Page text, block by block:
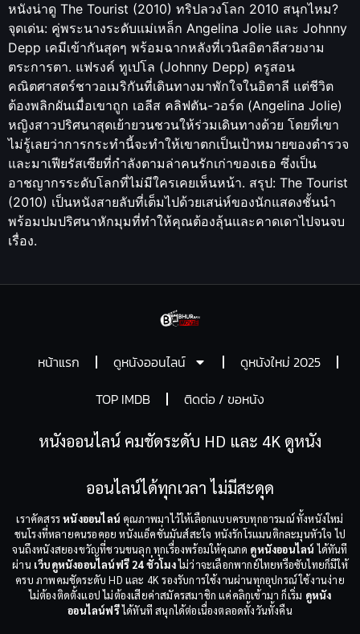
หนังน่าดู The Tourist (2010) ทริปลวงโลก 2010 สนุกไหม?
จุดเด่น: คู่พระนางระดับแม่เหล็ก Angelina Jolie และ Johnny
Depp เคมีเข้ากันสุดๆ พร้อมฉากหลังที่เวนิสอิตาลีสวยงาม
ตระการตา. แฟรงค์ ทูเปโล (Johnny Depp) ครูสอน
คณิตศาสตร์ชาวอเมริกันที่เดินทางมาพักใจในอิตาลี แต่ชีวิต
ต้องพลิกผันเมื่อเขาถูก เอลีส คลิฟตัน-วอร์ด (Angelina Jolie)
หญิงสาวปริศนาสุดเย้ายวนชวนให้ร่วมเดินทางด้วย โดยที่เขา
ไม่รู้เลยว่าการกระทำนี้จะทำให้เขาตกเป็นเป้าหมายของตำรวจ
และมาเฟียรัสเซียที่กำลังตามล่าคนรักเก่าของเธอ ซึ่งเป็น
อาชญากรระดับโลกที่ไม่มีใครเคยเห็นหน้า. สรุป: The Tourist
(2010) เป็นหนังสายลับที่เต็มไปด้วยเสน่ห์ของนักแสดงชั้นนำ
พร้อมปมปริศนาหักมุมที่ทำให้คุณต้องลุ้นและคาดเดาไปจนจบ
เรื่อง.
หน้าแรก ดูหนังออนไลน์
ดูหนังใหม่ 2025
TOP IMDB
ติดต่อ / ขอหนัง
หนังออนไลน์ คมชัดระดับ HD และ 4K ดูหนัง
ออนไลน์ได้ทุกเวลา ไม่มีสะดุด
เราคัดสรรหนังออนไลน์ คุณภาพมาไว้ให้เลือกแบบครบทุกอารมณ์ ทั้งหนังใหม่
ชนโรงที่หลายคนรอคอย หนังแอ็คชั่นมันส์สะใจ หนังรักโรแมนติกละมุนหัวใจ ไป
จนถึงหนังสยองขวัญที่ชวนขนลุก ทุกเรื่องพร้อมให้คุณกด ดูหนังออนไลน์ ได้ทันที
ผ่าน เว็บดูหนังออนไลน์ฟรี 24 ชั่วโมงไม่ว่าจะเลือกพากย์ไทยหรือซับไทยก็มีให้
ครบ ภาพคมชัดระดับ HD และ 4K รองรับการใช้งานผ่านทุกอุปกรณ์ ใช้งานง่าย
ไม่ต้องติดตั้งแอป ไม่ต้องเสียค่าสมัครสมาชิก แค่คลิกเข้ามา ก็เริ่ม ดูหนัง
ออนไลน์ฟรีได้ทันที สนุกได้ต่อเนื่องตลอดทั้งวันทั้งคืน